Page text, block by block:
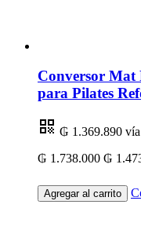
Conversor Mat
para Pilates
₲ 1.369.890
₲ 1.738.000 ₲
Agregar al carrito